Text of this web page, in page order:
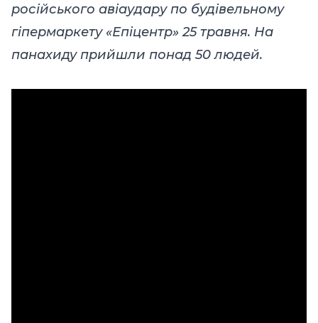
російського авіаудару по будівельному
гіпермаркету «Епіцентр» 25 травня. На
панахиду прийшли понад 50 людей.